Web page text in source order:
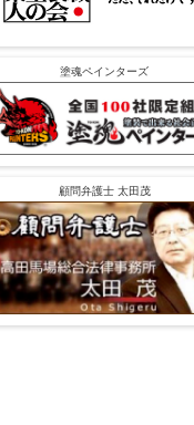
塗魂ペインターズ
顧問弁護士 太田茂